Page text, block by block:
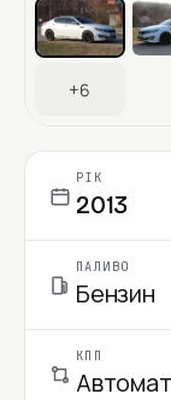
+6
РІК
2013
ПАЛИВО
Бензин
КПП
Автомат